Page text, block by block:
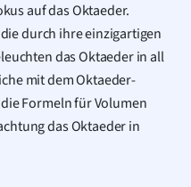
auf das Oktaeder.
durch ihre einzigartigen
das Oktaeder in all
mit dem Oktaeder-
Formeln für Volumen
das Oktaeder in